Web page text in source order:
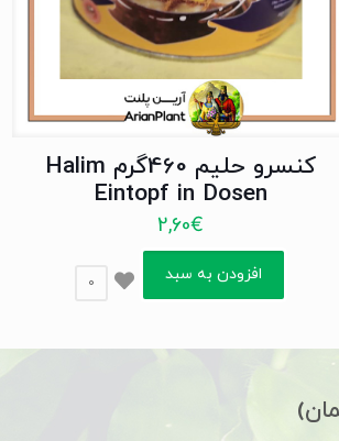
کنسرو حلیم 460گرم Halim
Eintopf in Dosen
2,60€
افزودن به سبد 0